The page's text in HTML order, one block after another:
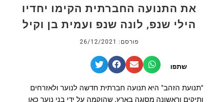
את התנועה החברתית הקימו יחדיו
הילי שנפ, לונה שנפ ועמית בן וקיל
פורסם: 26/12/2021
שתפו
"תנועת הזהב" היא תנועה חברתית חדשה לנוער ולאזרחים
ותיקים וראשונה מסוגה בארץ, שהוקמה על ידי בני נוער כאן